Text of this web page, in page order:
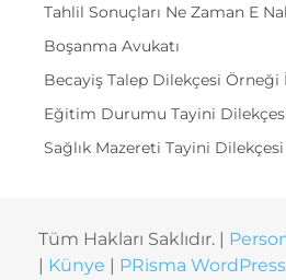
Tahlil Sonuçları Ne Zaman E
Boşanma Avukatı
Becayiş Talep Dilekçesi Örneği
Eğitim Durumu Tayini
Sağlık Mazereti Tayini
Tüm Hakları Saklıdır. |
| Künye | PRisma